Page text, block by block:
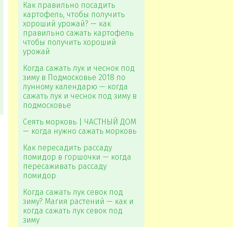
Как правильно посадить
картофель, чтобы получить
хороший урожай? — как
правильно сажать картофель
чтобы получить хороший
урожай
Когда сажать лук и чеснок под
зиму в Подмосковье 2018 по
лунному календарю — когда
сажать лук и чеснок под зиму в
подмосковье
Сеять морковь | ЧАСТНЫЙ ДОМ
— когда нужно сажать морковь
Как пересадить рассаду
помидор в горшочки — когда
пересаживать рассаду
помидор
Когда сажать лук севок под
зиму? Магия растений — как и
когда сажать лук севок под
зиму